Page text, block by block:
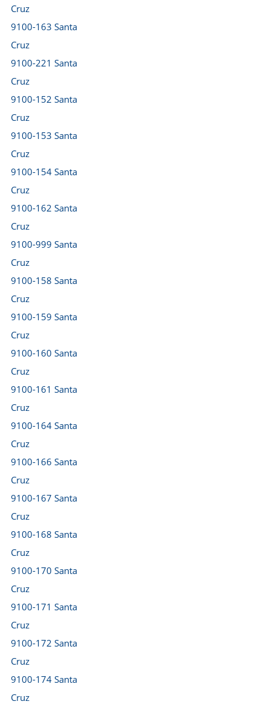
Cruz
9100-163 Santa
Cruz
9100-221 Santa
Cruz
9100-152 Santa
Cruz
9100-153 Santa
Cruz
9100-154 Santa
Cruz
9100-162 Santa
Cruz
9100-999 Santa
Cruz
9100-158 Santa
Cruz
9100-159 Santa
Cruz
9100-160 Santa
Cruz
9100-161 Santa
Cruz
9100-164 Santa
Cruz
9100-166 Santa
Cruz
9100-167 Santa
Cruz
9100-168 Santa
Cruz
9100-170 Santa
Cruz
9100-171 Santa
Cruz
9100-172 Santa
Cruz
9100-174 Santa
Cruz